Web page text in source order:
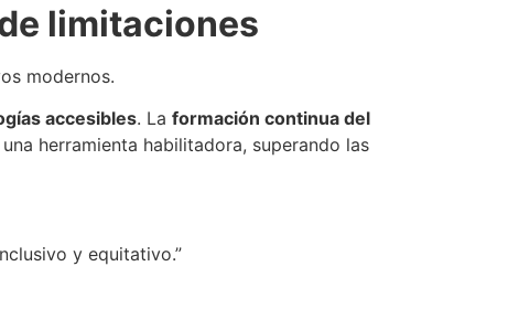
limitaciones
modernos.
accesibles. La formación continua del
herramienta habilitadora, superando las
y equitativo.”